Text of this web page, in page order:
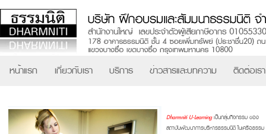
หน้าแรก เกี่ยวกับเรา บริการ ข่าวสารและบทความ ติดต่อเรา
Dharmniti U-Learning เป็นกลุ่มกิจกรรม ของ
สถาบันพัฒนาการบริหารธรรมนิติ ในเครือธรรม